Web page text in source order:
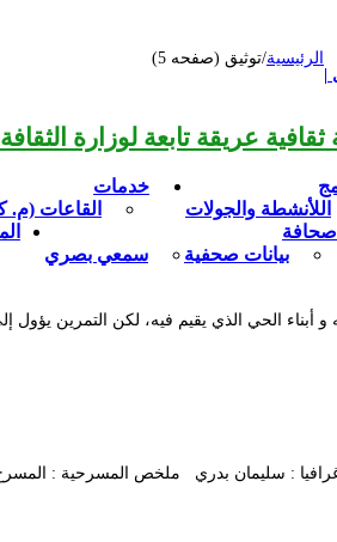
اللأنشطة والجولات
خدمات
القاعات
صحافة
بيانات صحفية
سمعي بصري
الرئيسية/توثيق (صفحه 5)
الحي الذي يقيم فيه، لكن التمرين يؤول
: سليمان بدري ملخص المسرحية :